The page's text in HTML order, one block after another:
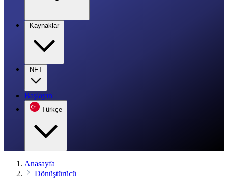
Kaynaklar
NFT
Başlayın
Türkçe
Anasayfa
Dönüştürücü